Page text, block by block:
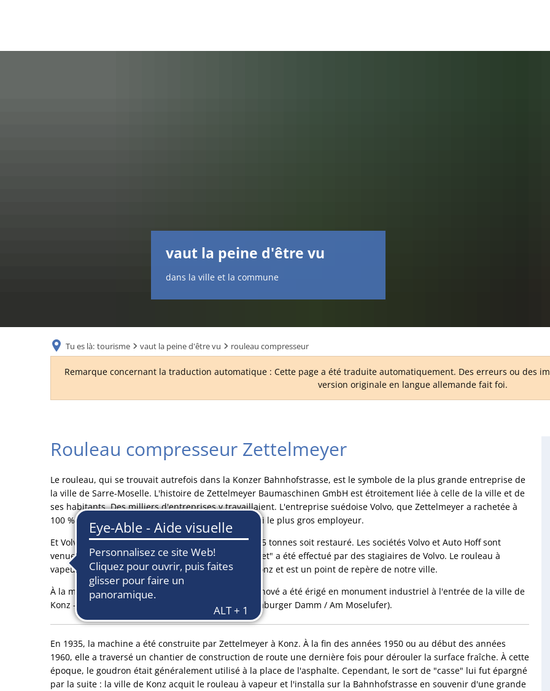
vaut la peine d'être vu
dans la ville et la commune
Tu es là: tourisme vaut la peine d'être vu rouleau compresseur
Remarque concernant la traduction automatique : Cette page a été traduite automatiquement. Des erreurs ou des
version originale en langue allemande fait foi.
rouleau
compresseur
Rouleau compresseur Zettelmeyer
Le rouleau, qui se trouvait autrefois dans la Konzer Bahnhofstrasse, est le symbole de la plus grande entreprise de
la ville de Sarre-Moselle. L'histoire de Zettelmeyer Baumaschinen GmbH est étroitement liée à celle de la ville et de
ses habitants. Des milliers d'entreprises y travaillaient. L'entreprise suédoise Volvo, que Zettelmeyer a rachetée à
100 % dans les années 1990, est encore aujourd'hui le plus gros employeur.
Et Volvo a également veillé à ce que le rouleau de 15 tonnes soit restauré. Les sociétés Volvo et Auto Hoff sont
venues à la rescousse. Le travail principal "sur l'objet" a été effectué par des stagiaires de Volvo. Le rouleau à
vapeur reflète l'histoire industrielle de la ville de Konz et est un point de repère de notre ville.
À la mi-mai 2021, le rouleau à vapeur historique rénové a été érigé en monument industriel à l'entrée de la ville de
Konz - au meuble Martin Kreisel (au coin Am Luxemburger Damm / Am Moselufer).
En 1935, la machine a été construite par Zettelmeyer à Konz. À la fin des années 1950 ou au début des années
1960, elle a traversé un chantier de construction de route une dernière fois pour dérouler la surface fraîche. À cette
époque, le goudron était généralement utilisé à la place de l'asphalte. Cependant, le sort de "casse" lui fut épargné
par la suite : la ville de Konz acquit le rouleau à vapeur et l'installa sur la Bahnhofstrasse en souvenir d'une grande